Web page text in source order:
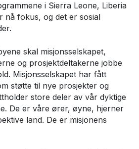
i Sierra Leone, Liberia
nå fokus, og det er sosial
skal misjonsselskapet,
og prosjektdeltakerne jobbe
Misjonsselskapet har fått
støtte til nye prosjekter og
store deler av vår dyktige
De er våre ører, øyne, hjerner
land. De er misjonens